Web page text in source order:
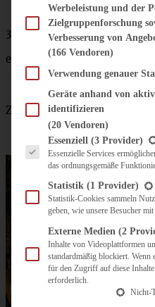
3 – 4 EL Zucker (je nach
evtl. etwas
Zimtzucker
Werbeleistung und der
Zielgruppenforschung
Verbesserung von
(166 Vendoren)
Verwendung genauer
Geräte anhand von
identifizieren
(20 Vendoren)
Es folgt eine Liste der Service-
Essenziell (3 Provider)
Essenzielle Services
das ordnungsgemäße
Statistik (1 Provider)
Statistik-Cookies sammeln
geben, wie unsere Besucher
Externe Medien (2
Inhalte von Videoplattformen
standardmäßig blockiert. Wenn
für den Zugriff auf diese
erforderlich.
Nicht-